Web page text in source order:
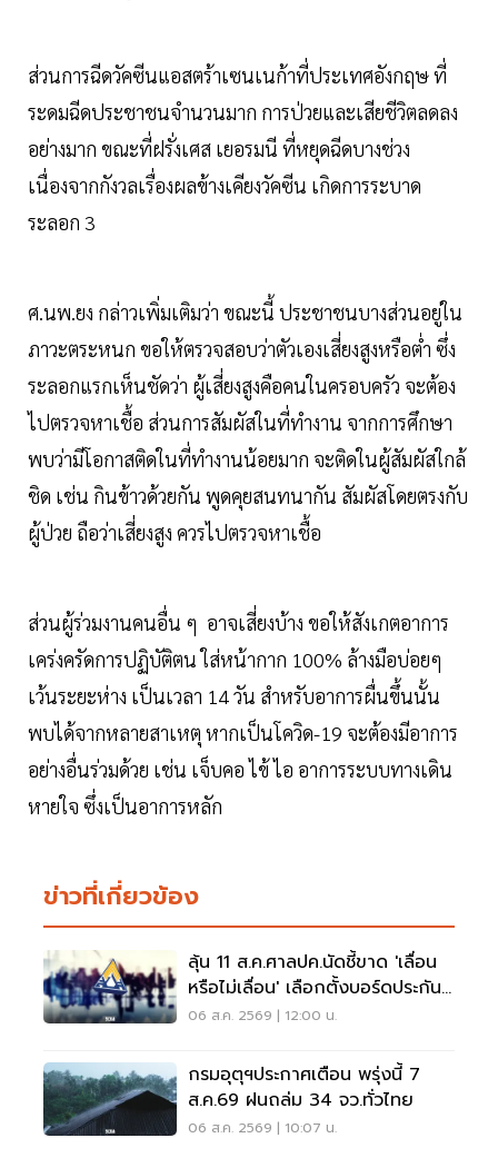
ส่วนการฉีดวัคซีนแอสตร้าเซนเนก้าที่ประเทศอังกฤษ ที่
ระดมฉีดประชาชนจำนวนมาก การป่วยและเสียชีวิตลดลง
อย่างมาก ขณะที่ฝรั่งเศส เยอรมนี ที่หยุดฉีดบางช่วง
เนื่องจากกังวลเรื่องผลข้างเคียงวัคซีน เกิดการระบาด
ระลอก 3
ศ.นพ.ยง กล่าวเพิ่มเติมว่า ขณะนี้ ประชาชนบางส่วนอยู่ใน
ภาวะตระหนก ขอให้ตรวจสอบว่าตัวเองเสี่ยงสูงหรือต่ำ ซึ่ง
ระลอกแรกเห็นชัดว่า ผู้เสี่ยงสูงคือคนในครอบครัว จะต้อง
ไปตรวจหาเชื้อ ส่วนการสัมผัสในที่ทำงาน จากการศึกษา
พบว่ามีโอกาสติดในที่ทำงานน้อยมาก จะติดในผู้สัมผัสใกล้
ชิด เช่น กินข้าวด้วยกัน พูดคุยสนทนากัน สัมผัสโดยตรงกับ
ผู้ป่วย ถือว่าเสี่ยงสูง ควรไปตรวจหาเชื้อ
ส่วนผู้ร่วมงานคนอื่น ๆ อาจเสี่ยงบ้าง ขอให้สังเกตอาการ
เคร่งครัดการปฏิบัติตน ใส่หน้ากาก 100% ล้างมือบ่อยๆ
เว้นระยะห่าง เป็นเวลา 14 วัน สำหรับอาการผื่นขึ้นนั้น
พบได้จากหลายสาเหตุ หากเป็นโควิด-19 จะต้องมีอาการ
อย่างอื่นร่วมด้วย เช่น เจ็บคอ ไข้ ไอ อาการระบบทางเดิน
หายใจ ซึ่งเป็นอาการหลัก
ข่าวที่เกี่ยวข้อง
ลุ้น 11 ส.ค.ศาลปค.นัดชี้ขาด 'เลื่อน
หรือไม่เลื่อน' เลือกตั้งบอร์ดประกัน
สังคม
06 ส.ค. 2569 | 12:00 น.
กรมอุตุฯประกาศเตือน พรุ่งนี้ 7
ส.ค.69 ฝนถล่ม 34 จว.ทั่วไทย
06 ส.ค. 2569 | 10:07 น.